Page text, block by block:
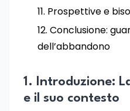
Prospettive e
Conclusione:
dell’abbandono
1. Introduzione:
e il suo contesto